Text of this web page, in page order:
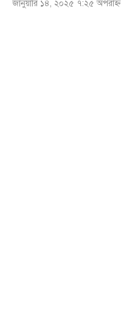
জানুয়ারি ১৪, ২০২৫ ৭:২৫ অপরাহ্ণ